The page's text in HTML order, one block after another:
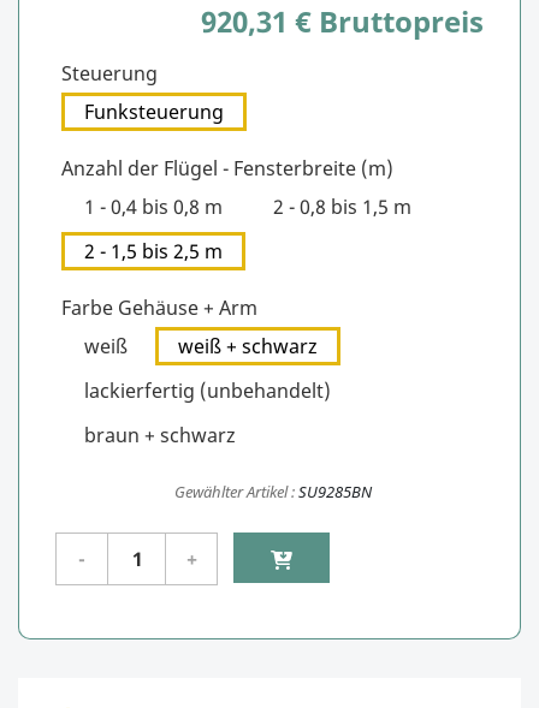
920,31 € Bruttopreis
Steuerung
Funksteuerung
Anzahl der Flügel - Fensterbreite (m)
1 - 0,4 bis 0,8 m
2 - 0,8 bis 1,5 m
2 - 1,5 bis 2,5 m
Farbe Gehäuse + Arm
weiß
weiß + schwarz
lackierfertig (unbehandelt)
braun + schwarz
Gewählter Artikel :SU9285BN